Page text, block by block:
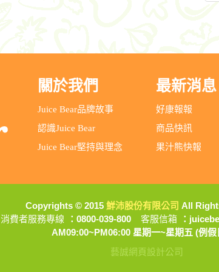
關於我們
Juice Bear品牌故事
認識Juice Bear
Juice Bear堅持與理念
最新消息
好康報報
商品快訊
果汁熊快報
Copyrights © 2015 鮮沛股份有限公司 All
消費者服務專線 ：0800-039-800 客服信箱 ：
AM09:00~PM06:00 星期一~星期五 (例假
藝誠網頁設計公司